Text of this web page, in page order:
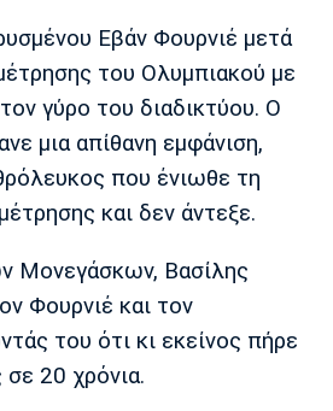
Κηφισιά Πανσερραϊκός
Ρεάλ
Μαδρίτης
Ατλέτικο
Μαδρίτης
Εβάν Φουρνιέ μετά
του Ολυμπιακού με
γύρο του διαδικτύου. Ο
μια απίθανη εμφάνιση,
που ένιωθε τη
και δεν άντεξε.
Μονεγάσκων, Βασίλης
Φουρνιέ και τον
του ότι κι εκείνος πήρε
20 χρόνια.